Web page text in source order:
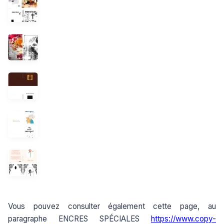
Vous pouvez consulter également cette page, au
paragraphe ENCRES SPÉCIALES https://www.copy-